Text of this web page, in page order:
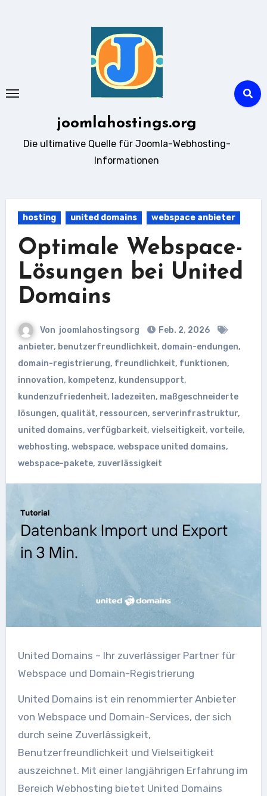
joomlahostings.org
Die ultimative Quelle für Joomla-Webhosting-
Informationen
hosting united domains webspace anbieter
Optimale Webspace-
Lösungen bei United
Domains
Von joomlahostingsorg
Feb. 2, 2026
anbieter, benutzerfreundlichkeit, domain-endungen,
domain-registrierung, freundlichkeit, funktionen,
innovation, kompetenz, kundensupport,
kundenzufriedenheit, ladezeiten, maßgeschneiderte
lösungen, qualität, ressourcen, serverinfrastruktur,
united domains, verfügbarkeit, vielseitigkeit, vorteile,
webhosting, webspace, webspace united domains,
webspace-pakete, zuverlässigkeit
United Domains – Ihr zuverlässiger Partner für
Webspace und Domain-Registrierung
United Domains ist ein renommierter Anbieter
von Webspace und Domain-Services, der sich
durch seine Zuverlässigkeit,
Benutzerfreundlichkeit und Vielseitigkeit
auszeichnet. Mit einer langjährigen Erfahrung im
Bereich Webhosting bietet United Domains